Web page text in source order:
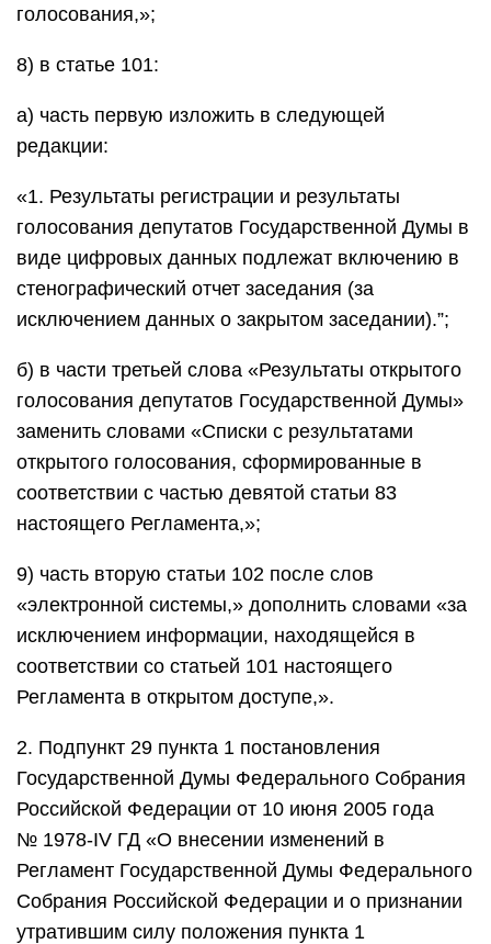
голосования,»;
8) в статье 101:
а) часть первую изложить в следующей
редакции:
«1. Результаты регистрации и результаты
голосования депутатов Государственной Думы в
виде цифровых данных подлежат включению в
стенографический отчет заседания (за
исключением данных о закрытом заседании).”;
б) в части третьей слова «Результаты открытого
голосования депутатов Государственной Думы»
заменить словами «Списки с результатами
открытого голосования, сформированные в
соответствии с частью девятой статьи 83
настоящего Регламента,»;
9) часть вторую статьи 102 после слов
«электронной системы,» дополнить словами «за
исключением информации, находящейся в
соответствии со статьей 101 настоящего
Регламента в открытом доступе,».
2. Подпункт 29 пункта 1 постановления
Государственной Думы Федерального Собрания
Российской Федерации от 10 июня 2005 года
№ 1978-IV ГД «О внесении изменений в
Регламент Государственной Думы Федерального
Собрания Российской Федерации и о признании
утратившим силу положения пункта 1